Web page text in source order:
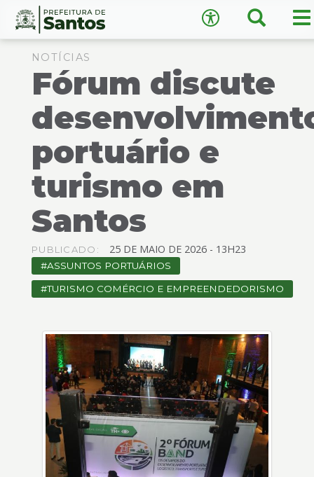
Ir
conteúdo
Acessibilidade
Busca
Acessibilidade ×
− A+
↺ Restaurar padrão
Conteúdo
NOTÍCIAS
Fórum discute
portuário e
turismo em
Santos
PUBLICADO: 25 DE MAIO DE 2026 - 13H23
ASSUNTOS PORTUÁRIOS
TURISMO COMÉRCIO E EMPREENDEDORISMO